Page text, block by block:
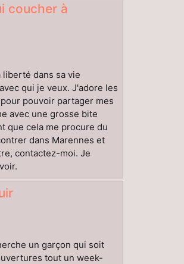
coucher à
liberté dans sa vie
qui je veux. J'adore les
pouvoir partager mes
avec une grosse bite
que cela me procure du
dans Marennes et
contactez-moi. Je
un garçon qui soit
tout un week-